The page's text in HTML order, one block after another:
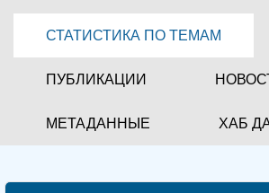
СТАТИСТИКА ПО ТЕМАМ
ПУБЛИКАЦИИ
МЕТАДАННЫЕ ХАБ